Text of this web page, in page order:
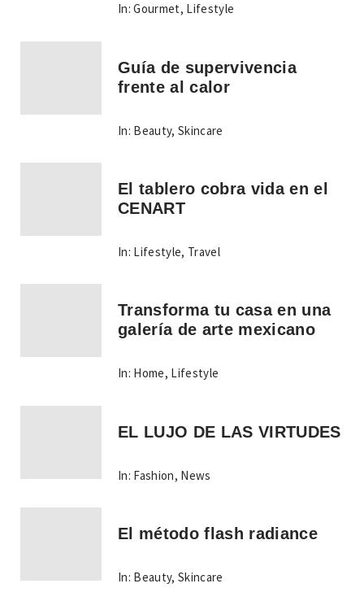
In: Gourmet, Lifestyle
Guía de supervivencia
frente al calor
In: Beauty,Skincare
El tablero cobra vida en el
CENART
In: Lifestyle, Travel
Transforma tu casa en una
galería de arte mexicano
In: Home, Lifestyle
EL LUJO DE LAS VIRTUDES
In: Fashion, News
El método flash radiance
In: Beauty,Skincare